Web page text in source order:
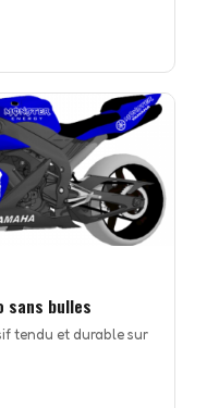
sans bulles
tendu et durable sur